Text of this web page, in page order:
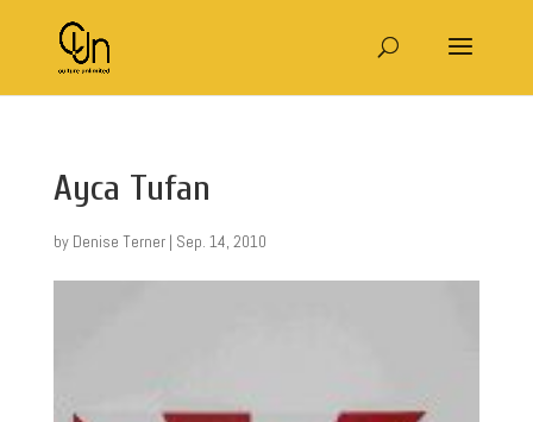
Ayca Tufan
by Denise Terner| Sep. 14, 2010